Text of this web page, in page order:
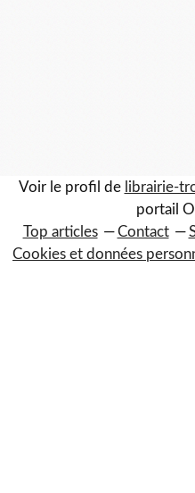
Voir le profil de librairie-
portail
Top articles
Contact
Cookies et données